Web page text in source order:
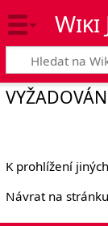
Wiki
K prohlížení
Návrat na